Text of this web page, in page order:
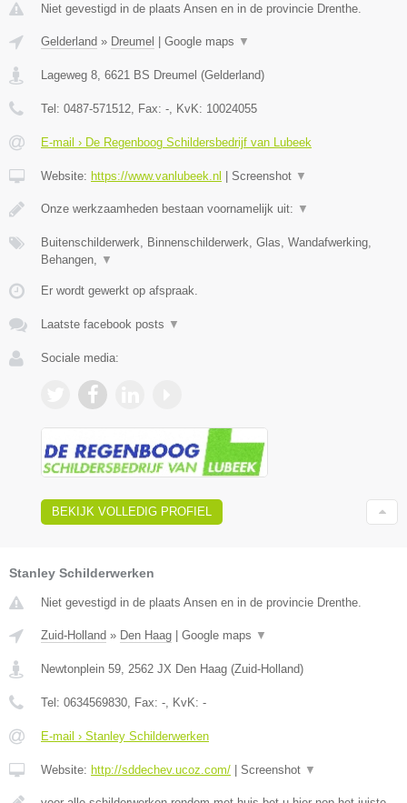
Niet gevestigd in de plaats Ansen en in de provincie Drenthe.
Gelderland » Dreumel | Google maps ▼
Lageweg 8 6621 BS Dreumel (Gelderland)
Tel: 0487-571512 , Fax: - , KvK: 10024055
E-mail › De Regenboog Schildersbedrijf van Lubeek
Website: https://www.vanlubeek.nl | Screenshot ▼
Onze werkzaamheden bestaan voornamelijk uit: ▼
Buitenschilderwerk, Binnenschilderwerk, Glas, Wandafwerking,
Behangen,
▼
Er wordt gewerkt op afspraak.
Laatste facebook posts ▼
Sociale media:
BEKIJK VOLLEDIG PROFIEL
Stanley Schilderwerken
Niet gevestigd in de plaats Ansen en in de provincie Drenthe.
Zuid-Holland » Den Haag Google maps ▼
Newtonplein 59, 2562 JX Den Haag (Zuid-Holland)
Tel: 0634569830, Fax: -, KvK: -
E-mail › Stanley Schilderwerken
Website: http://sddechev.ucoz.com/ Screenshot ▼